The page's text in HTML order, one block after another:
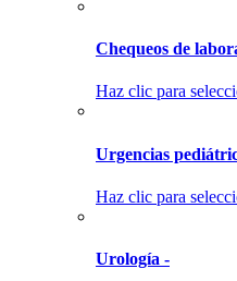
Chequeos de
Haz clic para
Urgencias
Haz clic para
Urología -